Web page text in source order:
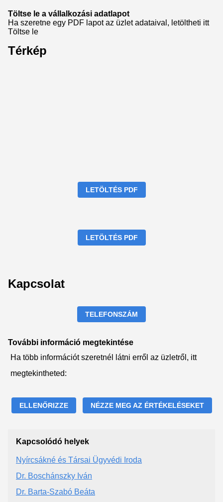
Töltse le a vállalkozási adatlapot
Ha szeretne egy PDF lapot az üzlet adataival, letöltheti itt
Töltse le
Térkép
LETÖLTÉS PDF
LETÖLTÉS PDF
Kapcsolat
TELEFONSZÁM
További információ megtekintése
Ha több információt szeretnél látni erről az üzletről, itt
megtekintheted:
ELLENŐRIZZE NÉZZE MEG AZ ÉRTÉKELÉSEKET
Kapcsolódó helyek
Nyírcsákné és Társai Ügyvédi Iroda
Dr. Boschánszky Iván
Dr. Barta-Szabó Beáta